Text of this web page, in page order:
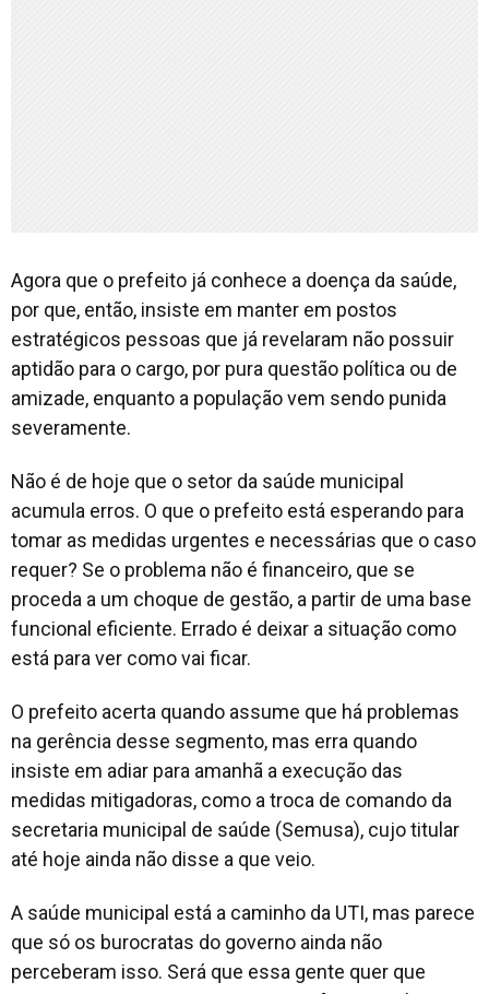
Agora que o prefeito já conhece a doença da saúde,
por que, então, insiste em manter em postos
estratégicos pessoas que já revelaram não possuir
aptidão para o cargo, por pura questão política ou de
amizade, enquanto a população vem sendo punida
severamente.
Não é de hoje que o setor da saúde municipal
acumula erros. O que o prefeito está esperando para
tomar as medidas urgentes e necessárias que o caso
requer? Se o problema não é financeiro, que se
proceda a um choque de gestão, a partir de uma base
funcional eficiente. Errado é deixar a situação como
está para ver como vai ficar.
O prefeito acerta quando assume que há problemas
na gerência desse segmento, mas erra quando
insiste em adiar para amanhã a execução das
medidas mitigadoras, como a troca de comando da
secretaria municipal de saúde (Semusa), cujo titular
até hoje ainda não disse a que veio.
A saúde municipal está a caminho da UTI, mas parece
que só os burocratas do governo ainda não
perceberam isso. Será que essa gente quer que